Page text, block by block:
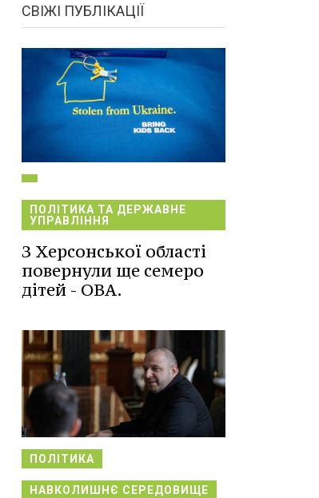
СВІЖІ ПУБЛІКАЦІЇ
ПОЛІТИКА ТА ДЕРЖАВНЕ
УПРАВЛІННЯ
З Херсонської області
повернули ще семеро
дітей - ОВА.
ПОЛІТИКА
НАВКОЛИШНЄ СЕРЕДОВИЩЕ